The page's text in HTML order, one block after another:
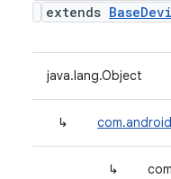
extends
java.lang.Object
↳
↳